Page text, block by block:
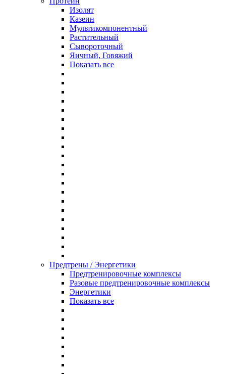
Изолят
Казеин
Мультикомпонентный
Растительный
Сывороточный
Яичный, Говяжий
Показать все
Предтрены / Энергетики
Предтренировочные комплексы
Разовые предтренировочные комплексы
Энергетики
Показать все